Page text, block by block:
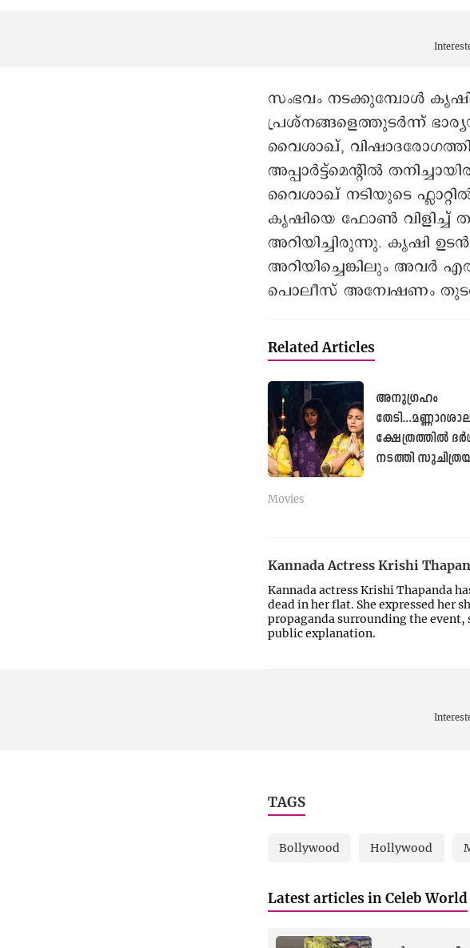
സംഭവം നടക്കുമ്പോള്‍ കൃഷി
പ്രശ്നങ്ങളെത്തുടർന്ന്
വൈശാഖ്,
അപ്പാർട്ട്മെന്റിൽ
വൈശാഖ് നടിയുടെ
കൃഷിയെ ഫോൺ വിളിച്ച്
അറിയിച്ചിരുന്നു. കൃഷി
അറിയിച്ചെങ്കിലും അവർ
പൊലീസ് അന്വേഷണം
Related Articles
അനുഗ്രഹം
ക്ഷേത്രത്തിൽ
നടത്തി
Movies
Kannada Actress Krishi
Kannada actress Krishi Thapanda
dead in her flat. She expressed her
propaganda surrounding the event,
public explanation.
TAGS
Bollywood Hollywood
Latest articles in Celeb World